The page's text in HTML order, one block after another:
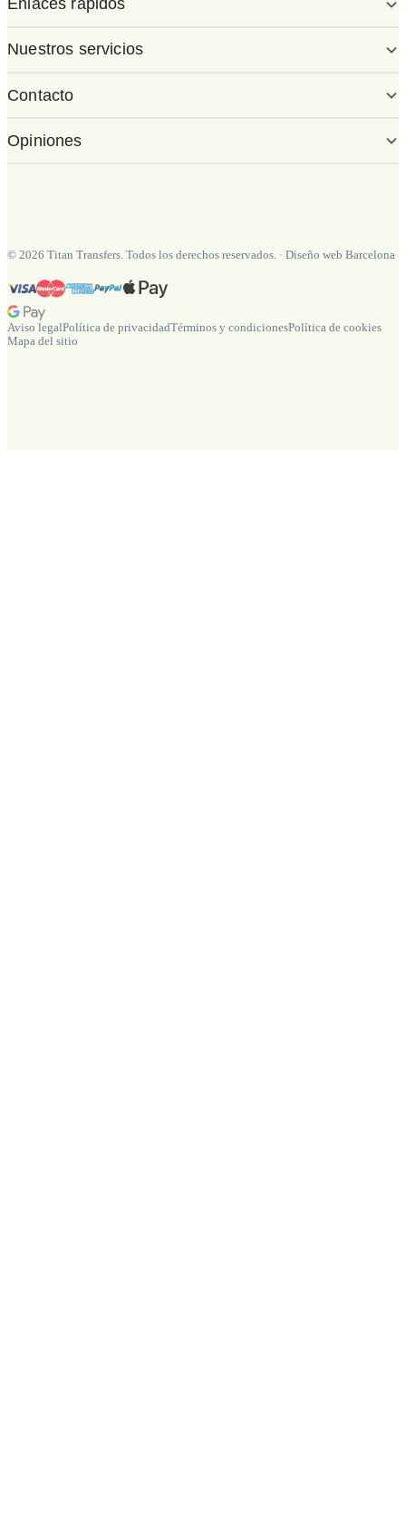
Enlaces rápidos
Nuestros servicios
Contacto
Opiniones
© 2026 Titan Transfers. Todos los derechos reservados. · Diseño web Barcelona
Aviso legalPolítica de privacidadTérminos y condicionesPolítica de cookies
Mapa del sitio